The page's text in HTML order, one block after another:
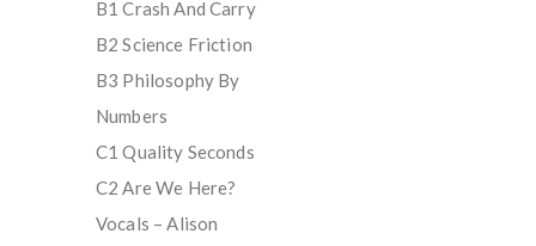
B1 Crash And Carry
B2 Science Friction
B3 Philosophy By
Numbers
C1 Quality Seconds
C2 Are We Here?
Vocals – Alison